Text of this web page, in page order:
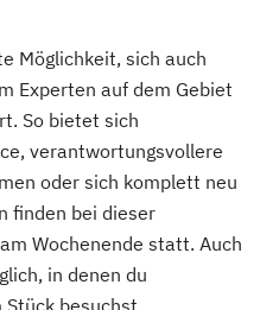
Intelligenz
Management
Arbeit
Logistics
Möglichkeit, sich auch
Experten auf dem Gebiet
So bietet sich
verantwortungsvollere
oder sich komplett neu
finden bei dieser
Wochenende statt. Auch
in denen du